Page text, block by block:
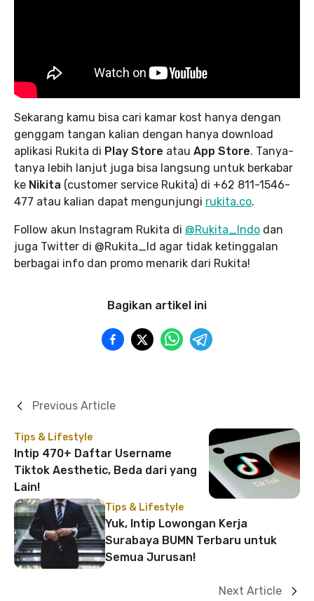
Sekarang kamu bisa cari kamar kost hanya dengan
genggam tangan kalian dengan hanya download
aplikasi Rukita di Play Store atau App Store. Tanya-
tanya lebih lanjut juga bisa langsung untuk berkabar
ke Nikita (customer service Rukita) di +62 811-1546-
477 atau kalian dapat mengunjungi rukita.co.
Follow akun Instagram Rukita di @Rukita_Indo dan
juga Twitter di @Rukita_Id agar tidak ketinggalan
berbagai info dan promo menarik dari Rukita!
Bagikan artikel ini
Tips & Lifestyle
Intip 470+ Daftar Username
Tiktok Aesthetic, Beda dari yang
Lain!
Previous Article
Tips & Lifestyle
Yuk, Intip Lowongan Kerja
Surabaya BUMN Terbaru untuk
Semua Jurusan!
Next Article